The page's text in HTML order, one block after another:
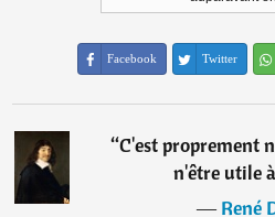
Facebook Twitter
“C'est proprement
n'être utile
―René